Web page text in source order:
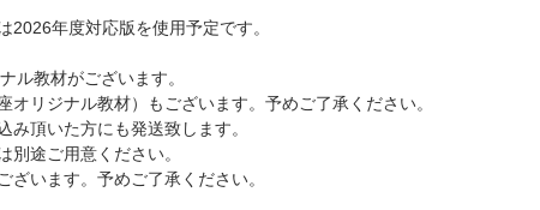
年度対応版を使用予定です。
ル教材がございます。
リジナル教材）もございます。予めご了承ください。
頂いた方にも発送致します。
途ご用意ください。
います。予めご了承ください。